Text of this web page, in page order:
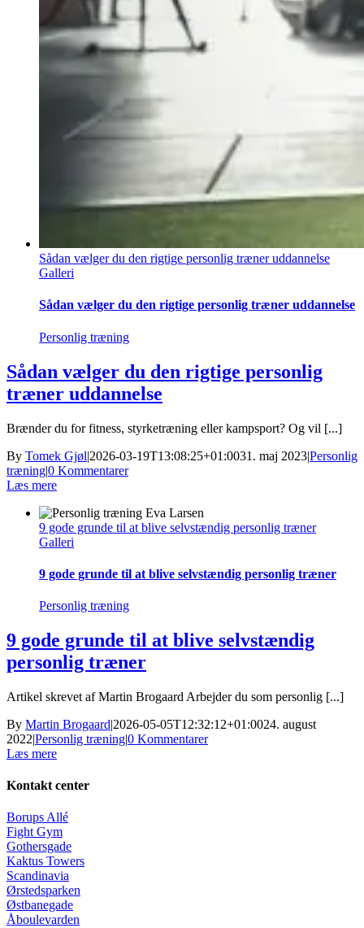
Sådan vælger du den rigtige personlig træner uddannelse
Galleri
Sådan vælger du den rigtige personlig træner uddannelse
Personlig træning
Sådan vælger du den rigtige personlig
træner uddannelse
Brænder du for fitness, styrketræning eller kampsport? Og vil [...]
By Tomek Gjøl|2026-03-19T13:08:25+01:0031. maj 2023|Personlig
træning|0 Kommentarer
Læs mere
9 gode grunde til at blive selvstændig personlig træner
Galleri
9 gode grunde til at blive selvstændig personlig træner
Personlig træning
9 gode grunde til at blive selvstændig
personlig træner
Artikel skrevet af Martin Brogaard Arbejder du som personlig [...]
By Martin Brogaard|2026-05-05T12:32:12+01:0024. august
2022|Personlig træning|0 Kommentarer
Læs mere
Kontakt center
Borups Allé
Fight Gym
Gothersgade
Kaktus Towers
Scandinavia
Ørstedsparken
Østbanegade
Åboulevarden